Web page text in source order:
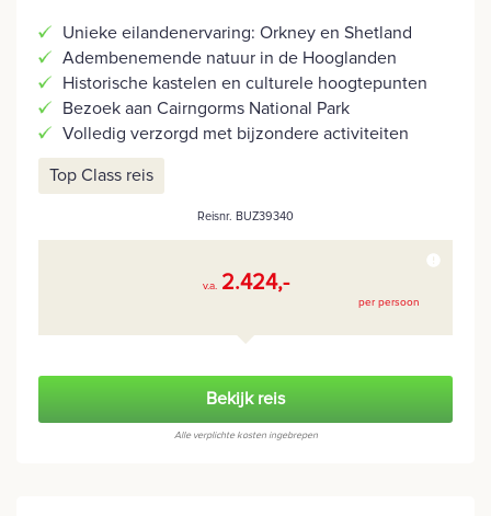
Unieke eilandenervaring: Orkney en Shetland
Adembenemende natuur in de Hooglanden
Historische kastelen en culturele hoogtepunten
Bezoek aan Cairngorms National Park
Volledig verzorgd met bijzondere activiteiten
Top Class reis
Reisnr. BUZ39340
v.a. 2.424,-
per persoon
Bekijk reis
Alle verplichte kosten ingebrepen